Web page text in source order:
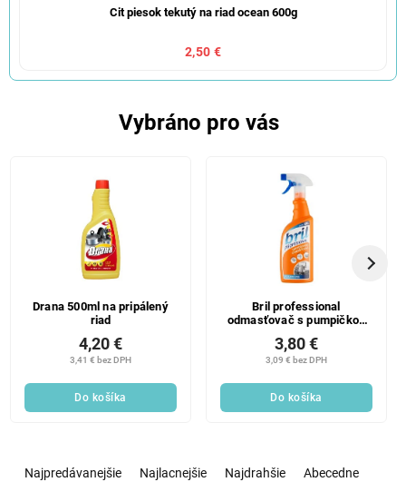
Cit piesok tekutý na riad ocean 600g
2,50 €
Vybráno pro vás
Drana 500ml na pripálený
riad
3,41 € bez DPH
4,20 €
Do košíka
Bril professional
odmasťovač s pumpičkou
3,09 € bez DPH
3,80 €
Do košíka
Najpredávanejšie Najlacnejšie Najdrahšie Abecedne